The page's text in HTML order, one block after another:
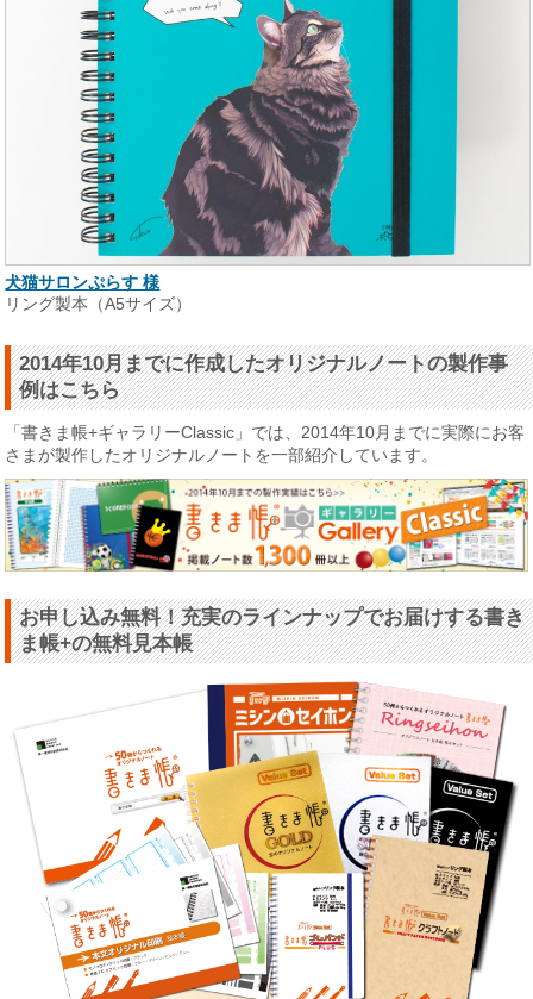
犬猫サロンぷらす 様
リング製本（A5サイズ）
2014年10月までに作成したオリジナルノートの製作事
例はこちら
「書きま帳+ギャラリーClassic」では、2014年10月までに実際にお客
さまが製作したオリジナルノートを一部紹介しています。
お申し込み無料！充実のラインナップでお届けする書き
ま帳+の無料見本帳